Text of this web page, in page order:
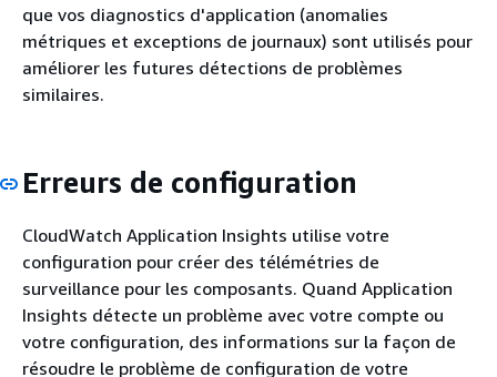
que vos diagnostics d'application (anomalies
métriques et exceptions de journaux) sont utilisés pour
améliorer les futures détections de problèmes
similaires.
Erreurs de configuration
CloudWatch Application Insights utilise votre
configuration pour créer des télémétries de
surveillance pour les composants. Quand Application
Insights détecte un problème avec votre compte ou
votre configuration, des informations sur la façon de
résoudre le problème de configuration de votre